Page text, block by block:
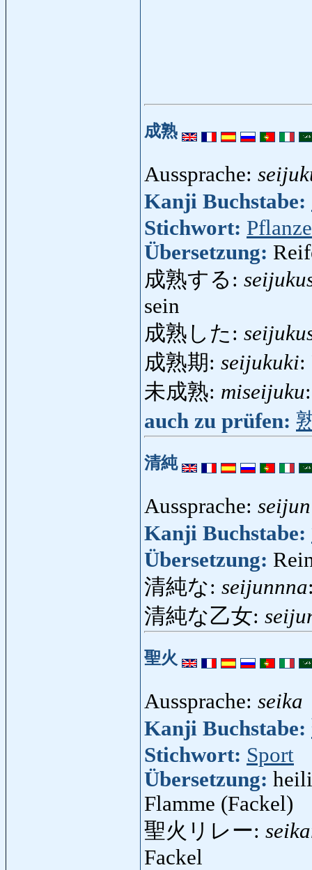
成熟
Aussprache:
Kanji Buchstabe:
Stichwort: Pflanze
Übersetzung:
成熟する:
sein
成熟した:
成熟期: seijukuki:
未成熟: miseijuku
auch zu prüfen:
清純
Aussprache: seijun
Kanji Buchstabe:
Übersetzung:
清純な: seijunnna
清純な乙女:
聖火
Aussprache: seika
Kanji Buchstabe:
Stichwort: Sport
Übersetzung:
Flamme (Fackel)
聖火リレー:
Fackel